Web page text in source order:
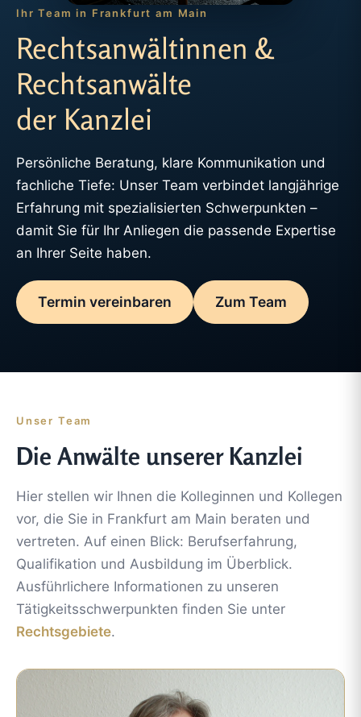
Ihr Team in Frankfurt am Main
Rechtsanwältinnen &
Rechtsanwälte
der Kanzlei
Persönliche Beratung, klare Kommunikation und
fachliche Tiefe: Unser Team verbindet langjährige
Erfahrung mit spezialisierten Schwerpunkten –
damit Sie für Ihr Anliegen die passende Expertise
an Ihrer Seite haben.
Termin vereinbaren Zum Team
Unser Team
Die Anwälte unserer Kanzlei
Hier stellen wir Ihnen die Kolleginnen und Kollegen
vor, die Sie in Frankfurt am Main beraten und
vertreten. Auf einen Blick: Berufserfahrung,
Qualifikation und Ausbildung im Überblick.
Ausführlichere Informationen zu unseren
Tätigkeitsschwerpunkten finden Sie unter
Rechtsgebiete.